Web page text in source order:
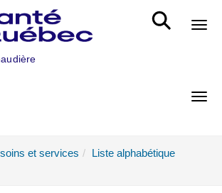
et services
Liste alphabétique